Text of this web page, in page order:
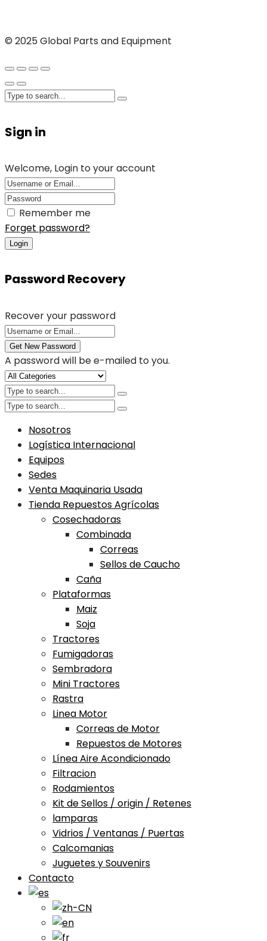
© 2025 Global Parts and Equipment
Sign in
Welcome, Login to your account
Remember me
Forget password?
Login
Password Recovery
Recover your password
Get New Password
A password will be e-mailed to you.
Nosotros
Logística Internacional
Equipos
Sedes
Venta Maquinaria Usada
Tienda Repuestos Agrícolas
Cosechadoras
Combinada
Correas
Sellos de Caucho
Caña
Plataformas
Maiz
Soja
Tractores
Fumigadoras
Sembradora
Mini Tractores
Rastra
Linea Motor
Correas de Motor
Repuestos de Motores
Línea Aire Acondicionado
Filtracion
Rodamientos
Kit de Sellos / origin / Retenes
lamparas
Vidrios / Ventanas / Puertas
Calcomanias
Juguetes y Souvenirs
Contacto